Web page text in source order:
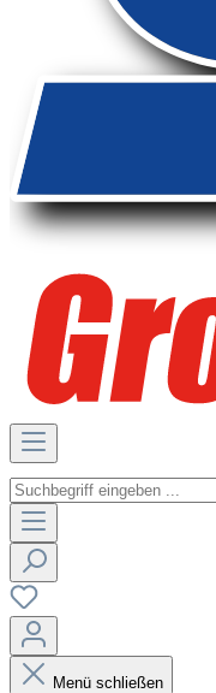
Menü schließen